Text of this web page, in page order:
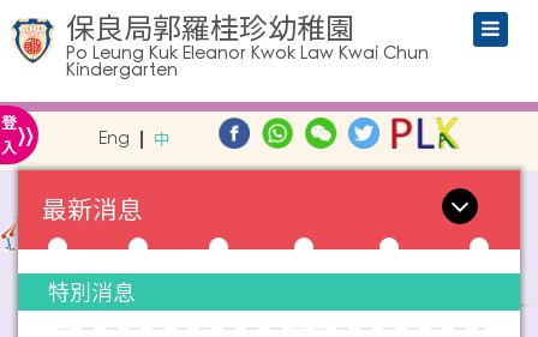
保良局郭羅桂珍幼稚園
Po Leung Kuk Eleanor Kwok Law Kwai Chun
Kindergarten
登
入» Eng 中
最新消息
特別消息